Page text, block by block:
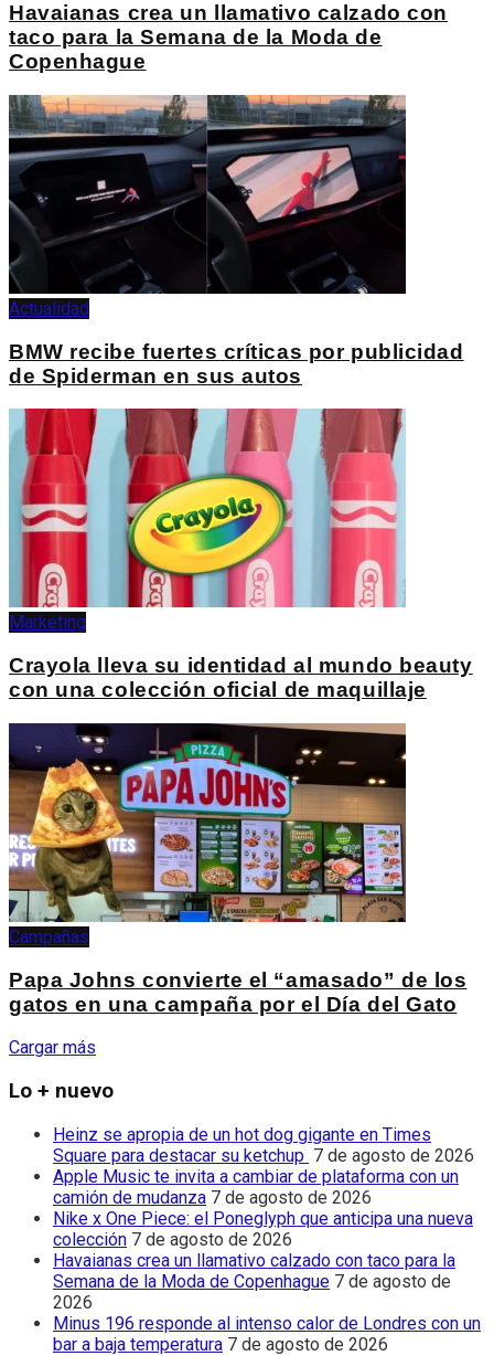
Havaianas crea un llamativo calzado con
taco para la Semana de la Moda de
Copenhague
Actualidad
BMW recibe fuertes críticas por publicidad
de Spiderman en sus autos
Marketing
Crayola lleva su identidad al mundo beauty
con una colección oficial de maquillaje
Campañas
Papa Johns convierte el “amasado” de los
gatos en una campaña por el Día del Gato
Cargar más
Lo + nuevo
Heinz se apropia de un hot dog gigante en Times
Square para destacar su ketchup 7 de agosto de 2026
Apple Music te invita a cambiar de plataforma con un
camión de mudanza 7 de agosto de 2026
Nike x One Piece: el Poneglyph que anticipa una nueva
colección 7 de agosto de 2026
Havaianas crea un llamativo calzado con taco para la
Semana de la Moda de Copenhague 7 de agosto de
2026
Minus 196 responde al intenso calor de Londres con un
bar a baja temperatura 7 de agosto de 2026